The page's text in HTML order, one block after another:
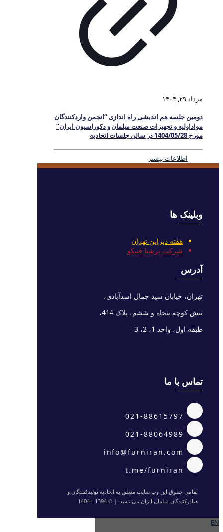
مرداد ۲۹, ۱۴۰۴
دومین جلسه هم اندیشی راه اندازی “انجمن واردکنندگان
مواداولیه و تجهیزات صنعت مبلمان و دکوراسیون ایران”
مورخ 1404/05/28 در سالن جلسات اتحادیه
اطلاعات بیشتر
وبلینک ها
هفته دیزاین تهران
شرکت پرشیا فیپکو
آدرس
تهران، خیابان سید جمال اسدآبادی،
نبش کوچه پنجاه و ششم، پلاک 414،
طبقه اول، واحد 1، 2، 3
تماس با ما
تمامی حقوق این وب سایت متعلق به اتحادیه تولیدکنندگان و
صادرکنندگان مبلمان ایران می باشد. | © 1394 - 1404
EN